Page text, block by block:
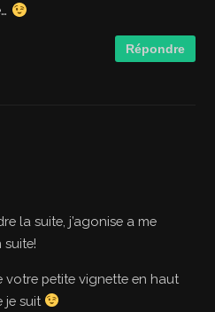
Répondre
la suite, j’agonise a me
suite!
votre petite vignette en haut
je suit